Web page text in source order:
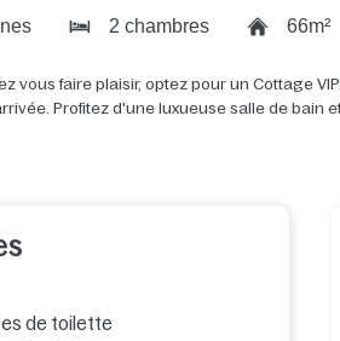
2 chambres 66m²
vous faire plaisir, optez pour un Cottage
Profitez d'une luxueuse salle de bain
de toilette